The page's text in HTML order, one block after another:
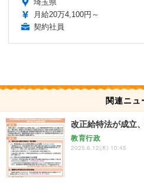
埼玉県
月給20万4,100円～
契約社員
関連ニュ
改正給特法が成立
教育行政
2025.6.12(木) 10:45